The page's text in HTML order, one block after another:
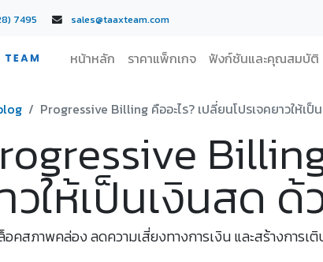
7495 sales@taaxteam.com
หน้าหลัก ราคาแพ็กเกจ ฟังก์ชันและคุณสมบัติ
Progressive Billing คืออะไร? เปลี่ยนโปรเจคยาวให้เ
วให้เป็นเงินสด
คสภาพคล่อง ลดความเสี่ยงทางการเงิน และสร้างการ